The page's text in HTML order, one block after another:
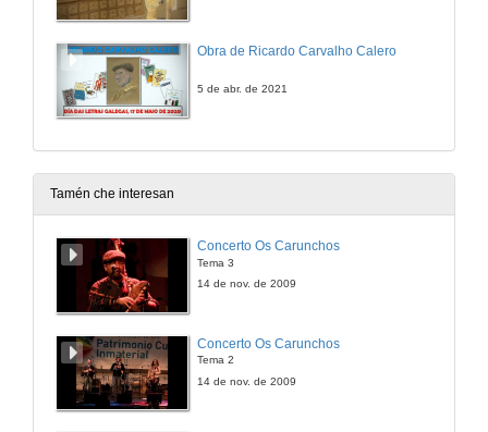
Obra de Ricardo Carvalho Calero
5 de abr. de 2021
Tamén che interesan
Concerto Os Carunchos
Tema 3
14 de nov. de 2009
Concerto Os Carunchos
Tema 2
14 de nov. de 2009